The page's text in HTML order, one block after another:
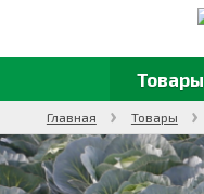
Товары
Главная Товары